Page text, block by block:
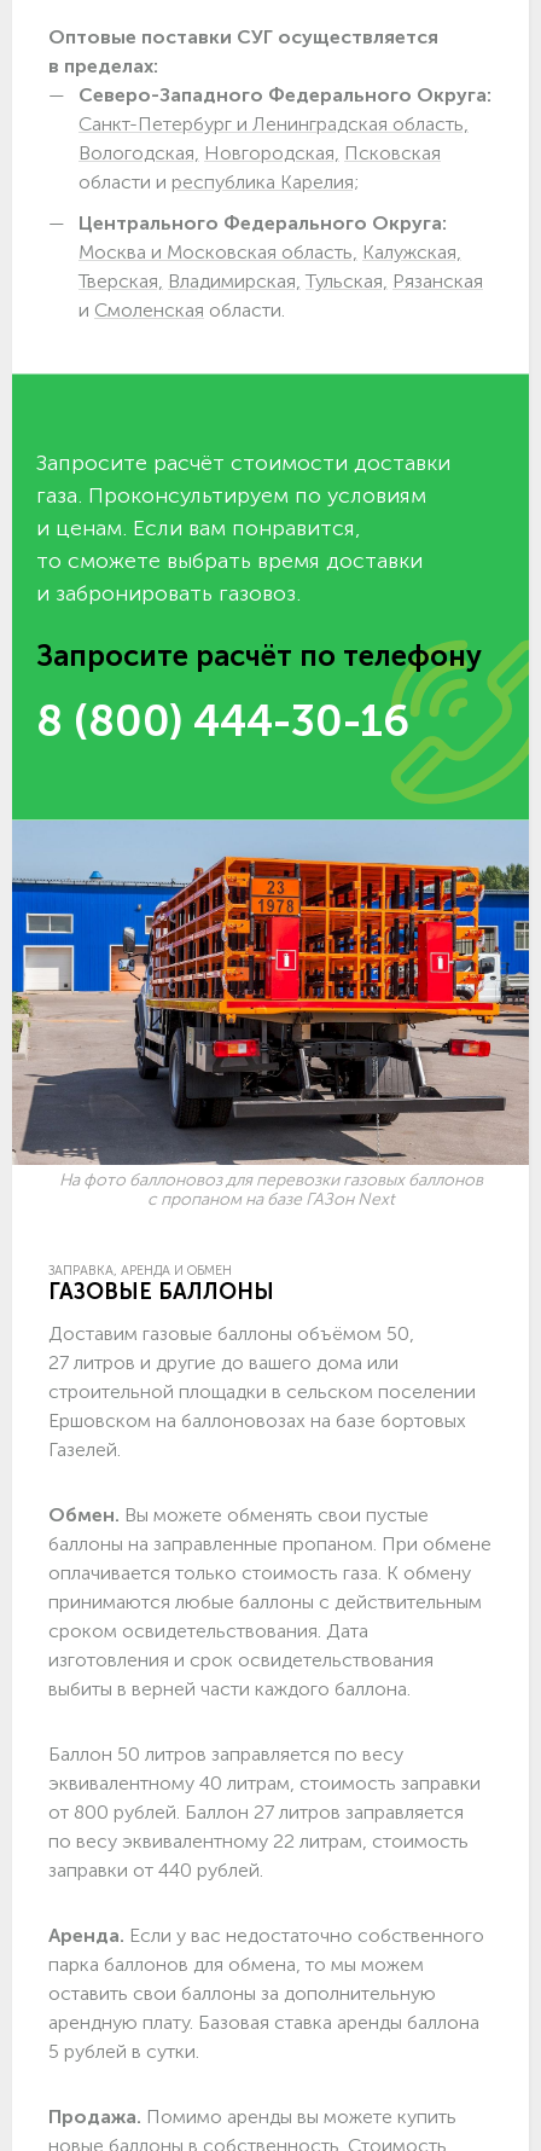
Оптовые поставки СУГ осуществляется
в пределах:
Северо-Западного Федерального Округа:
Санкт-Петербург и Ленинградская область,
Вологодская, Новгородская, Псковская
области и республика Карелия;
Центрального Федерального Округа:
Москва и Московская область, Калужская,
Тверская, Владимирская, Тульская, Рязанская
и Смоленская области.
Запросите расчёт стоимости доставки
газа. Проконсультируем по условиям
и ценам. Если вам понравится,
то сможете выбрать время доставки
и забронировать газовоз.
Запросите расчёт по телефону
8 (800) 444-30-16
На фото баллоновоз для перевозки газовых баллонов
с пропаном на базе ГАЗон Next
ЗАПРАВКА, АРЕНДА И ОБМЕН
ГАЗОВЫЕ БАЛЛОНЫ
Доставим газовые баллоны объёмом 50,
27 литров и другие до вашего дома или
строительной площадки в сельском поселении
Ершовском на баллоновозах на базе бортовых
Газелей.
Обмен. Вы можете обменять свои пустые
баллоны на заправленные пропаном. При обмене
оплачивается только стоимость газа. К обмену
принимаются любые баллоны с действительным
сроком освидетельствования. Дата
изготовления и срок освидетельствования
выбиты в верней части каждого баллона.
Баллон 50 литров заправляется по весу
эквивалентному 40 литрам, стоимость заправки
от 800 рублей. Баллон 27 литров заправляется
по весу эквивалентному 22 литрам, стоимость
заправки от 440 рублей.
Аренда. Если у вас недостаточно собственного
парка баллонов для обмена, то мы можем
оставить свои баллоны за дополнительную
арендную плату. Базовая ставка аренды баллона
5 рублей в сутки.
Продажа. Помимо аренды вы можете купить
новые баллоны в собственность. Стоимость